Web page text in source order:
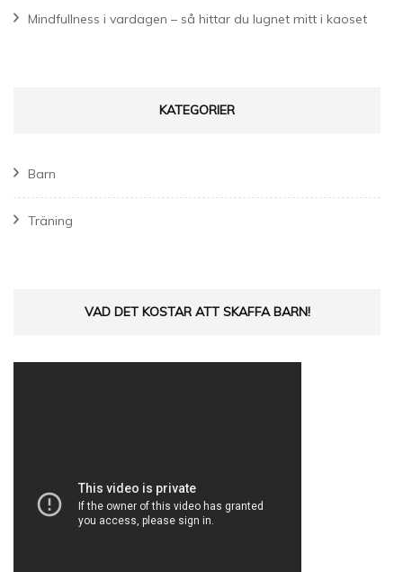
Mindfullness i vardagen – så hittar du lugnet mitt i kaoset
KATEGORIER
Barn
Träning
VAD DET KOSTAR ATT SKAFFA BARN!